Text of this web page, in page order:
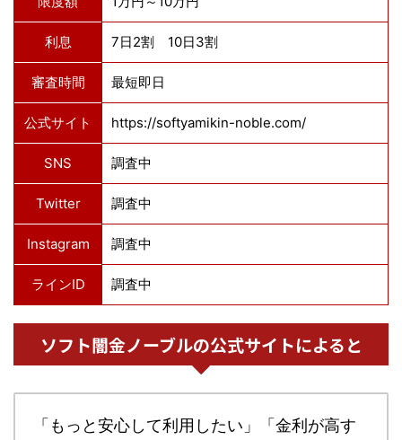
利息 7日2割 10日3割
審査時間 最短即日
公式サイト https://softyamikin-noble.com/
SNS 調査中
Twitter 調査中
Instagram 調査中
ラインID 調査中
ソフト闇金ノーブルの公式サイトによると
「もっと安心して利用したい」「金利が高す